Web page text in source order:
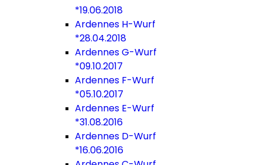
*19.06.2018
Ardennes H-Wurf
*28.04.2018
Ardennes G-Wurf
*09.10.2017
Ardennes F-Wurf
*05.10.2017
Ardennes E-Wurf
*31.08.2016
Ardennes D-Wurf
*16.06.2016